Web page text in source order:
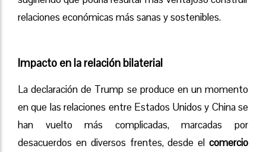
relaciones económicas más sanas y sostenibles.
Impacto en la relación bilaterial
La declaración de Trump se produce en un momento
en que las relaciones entre Estados Unidos y China se
han vuelto más complicadas, marcadas por
desacuerdos en diversos frentes, desde el comercio